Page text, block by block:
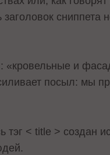
сниппета
«кровельные и
посыл: мы
< title > создан